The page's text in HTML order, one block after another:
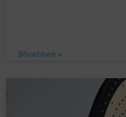
Bővebben »